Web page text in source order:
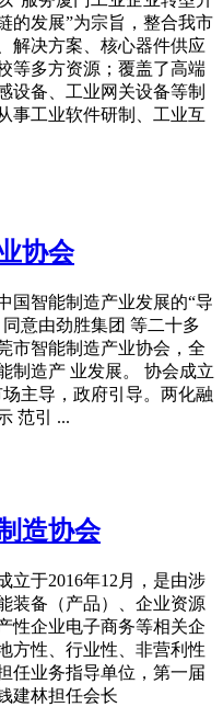
的发展”为宗旨，整合我市
解决方案、核心器件供应
等多方资源；覆盖了高端
设备、工业网关设备等制
事工业软件研制、工业互
协会
国智能制造产业发展的“导
意由劲胜集团 等二十多
市智能制造产业协会，全
制造产 业发展。 协会成立
主导，政府引导。两化融
范引 ...
造协会
立于2016年12月，是由涉
装备（产品）、企业资源
性企业电子商务等相关企
方性、行业性、非营利性
任业务指导单位，第一届
建林担任会长